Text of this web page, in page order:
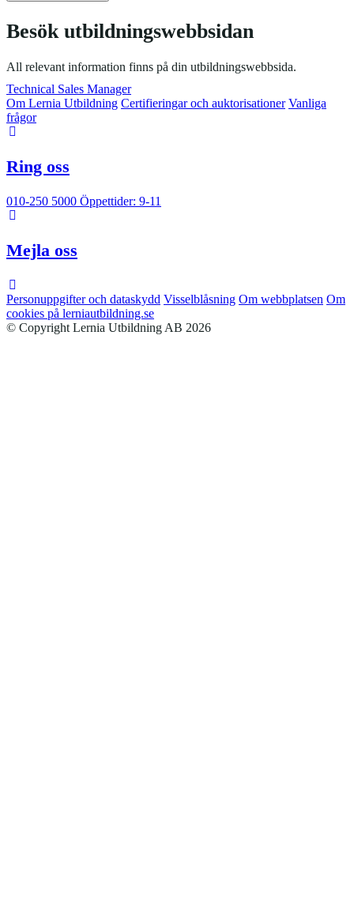
Besök utbildningswebbsidan
All relevant information finns på din utbildningswebbsida.
Technical Sales Manager
Om Lernia Utbildning Certifieringar och auktorisationer Vanliga
frågor
Ring oss
010-250 5000 Öppettider: 9-11
Mejla oss
Personuppgifter och dataskydd Visselblåsning Om webbplatsen Om
cookies på lerniautbildning.se
© Copyright Lernia Utbildning AB 2026